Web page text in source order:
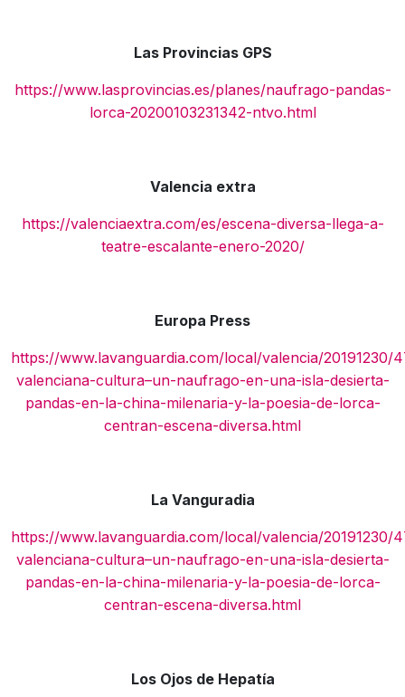
Las Provincias GPS
https://www.lasprovincias.es/planes/naufrago-pandas-
lorca-20200103231342-ntvo.html
Valencia extra
https://valenciaextra.com/es/escena-diversa-llega-a-
teatre-escalante-enero-2020/
Europa Press
https://www.lavanguardia.com/local/valencia/20191230/
valenciana-cultura–un-naufrago-en-una-isla-desierta-
pandas-en-la-china-milenaria-y-la-poesia-de-lorca-
centran-escena-diversa.html
La Vanguradia
https://www.lavanguardia.com/local/valencia/20191230/
valenciana-cultura–un-naufrago-en-una-isla-desierta-
pandas-en-la-china-milenaria-y-la-poesia-de-lorca-
centran-escena-diversa.html
Los Ojos de Hepatía